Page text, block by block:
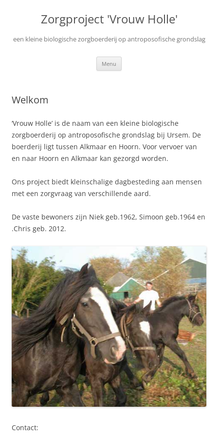
Zorgproject 'Vrouw Holle'
een kleine biologische zorgboerderij op antroposofische grondslag
Menu
Welkom
‘Vrouw Holle’ is de naam van een kleine biologische
zorgboerderij op antroposofische grondslag bij Ursem. De
boerderij ligt tussen Alkmaar en Hoorn. Voor vervoer van
en naar Hoorn en Alkmaar kan gezorgd worden.
Ons project biedt kleinschalige dagbesteding aan mensen
met een zorgvraag van verschillende aard.
De vaste bewoners zijn Niek geb.1962, Simoon geb.1964 en
.Chris geb. 2012.
Contact: